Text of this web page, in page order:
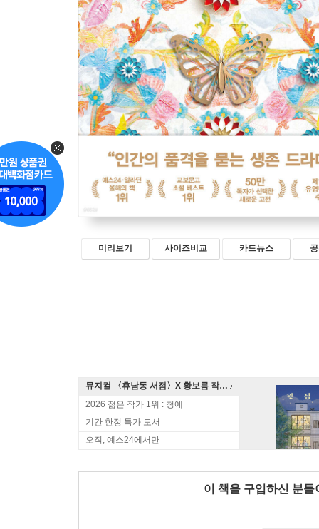
미리보기 사이즈비교 카드뉴스
뮤지컬 〈휴남동 서점〉X 황보름 작가 북토크
2026 젊은 작가 1위 : 청예
기간 한정 특가 도서
오직, 예스24에서만
이 책을 구입하신 분